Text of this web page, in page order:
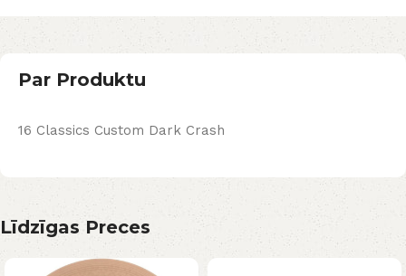
Par Produktu
16 Classics Custom Dark Crash
Līdzīgas Preces